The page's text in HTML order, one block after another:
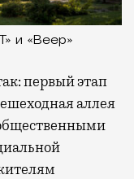
и «Веер»
первый этап
аллея